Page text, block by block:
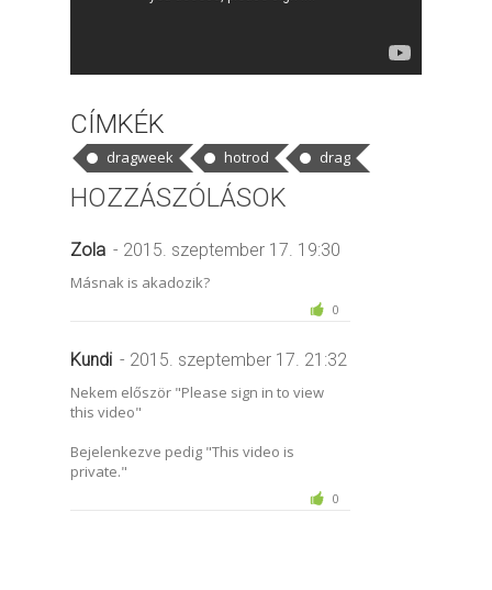
CÍMKÉK
dragweek hotrod drag
HOZZÁSZÓLÁSOK
Zola - 2015. szeptember 17. 19:30
Másnak is akadozik?
0
Kundi - 2015. szeptember 17. 21:32
Nekem először "Please sign in to view
this video"
Bejelenkezve pedig "This video is
private."
0